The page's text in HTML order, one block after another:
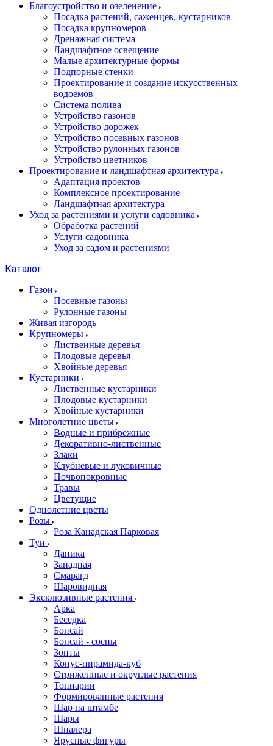
Благоустройство и озеленение
Посадка растений, саженцев, кустарников
Посадка крупномеров
Дренажная система
Ландшафтное освещение
Малые архитектурные формы
Подпорные стенки
Проектирование и создание искусственных
водоемов
Система полива
Устройство газонов
Устройство дорожек
Устройство посевных газонов
Устройство рулонных газонов
Устройство цветников
Проектирование и ландшафтная архитектура
Адаптация проектов
Комплексное проектирование
Ландшафтная архитектура
Уход за растениями и услуги садовника
Обработка растений
Услуги садовника
Уход за садом и растениями
Каталог
Газон
Посевные газоны
Рулонные газоны
Живая изгородь
Крупномеры
Лиственные деревья
Плодовые деревья
Хвойные деревья
Кустарники
Лиственные кустарники
Плодовые кустарники
Хвойные кустарники
Многолетние цветы
Водные и прибрежные
Декоративно-лиственные
Злаки
Клубневые и луковичные
Почвопокровные
Травы
Цветущие
Однолетние цветы
Розы
Роза Канадская Парковая
Туи
Даника
Западная
Смарагд
Шаровидная
Эксклюзивные растения
Арка
Беседка
Бонсай
Бонсай - сосны
Зонты
Конус-пирамида-куб
Стриженные и округлые растения
Топиарии
Формированные растения
Шар на штамбе
Шары
Шпалера
Ярусные фигуры